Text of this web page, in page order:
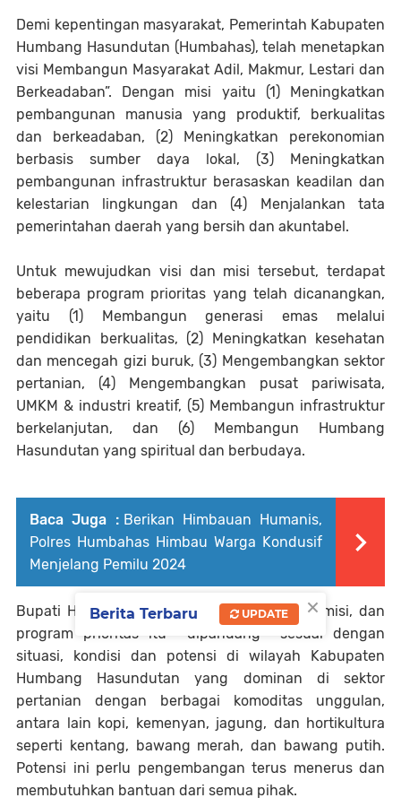
Demi kepentingan masyarakat, Pemerintah Kabupaten
Humbang Hasundutan (Humbahas), telah menetapkan
visi Membangun Masyarakat Adil, Makmur, Lestari dan
Berkeadaban”. Dengan misi yaitu (1) Meningkatkan
pembangunan manusia yang produktif, berkualitas
dan berkeadaban, (2) Meningkatkan perekonomian
berbasis sumber daya lokal, (3) Meningkatkan
pembangunan infrastruktur berasaskan keadilan dan
kelestarian lingkungan dan (4) Menjalankan tata
pemerintahan daerah yang bersih dan akuntabel.
Untuk mewujudkan visi dan misi tersebut, terdapat
beberapa program prioritas yang telah dicanangkan,
yaitu (1) Membangun generasi emas melalui
pendidikan berkualitas, (2) Meningkatkan kesehatan
dan mencegah gizi buruk, (3) Mengembangkan sektor
pertanian, (4) Mengembangkan pusat pariwisata,
UMKM & industri kreatif, (5) Membangun infrastruktur
berkelanjutan, dan (6) Membangun Humbang
Hasundutan yang spiritual dan berbudaya.
Baca Juga : Berikan Himbauan Humanis,
Polres Humbahas Himbau Warga Kondusif
Menjelang Pemilu 2024
Bupati Humbahas mengatakan bahwa visi, misi, dan
program prioritas itu dipandang sesuai dengan
situasi, kondisi dan potensi di wilayah Kabupaten
Humbang Hasundutan yang dominan di sektor
pertanian dengan berbagai komoditas unggulan,
antara lain kopi, kemenyan, jagung, dan hortikultura
seperti kentang, bawang merah, dan bawang putih.
Potensi ini perlu pengembangan terus menerus dan
membutuhkan bantuan dari semua pihak.
×
Berita Terbaru UPDATE